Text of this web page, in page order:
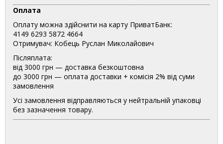
Оплата
Оплату можна здійснити на карту ПриватБанк:
4149 6293 5872 4664
Отримувач: Кобець Руслан Миколайович
Післяплата:
від 3000 грн — доставка безкоштовна
до 3000 грн — оплата доставки + комісія 2% від суми
замовлення
Усі замовлення відправляються у нейтральній упаковці
без зазначення товару.